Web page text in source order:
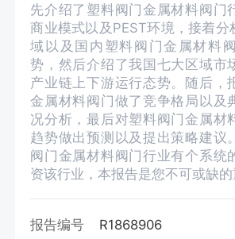
先介绍了塑料阀门金属材料阀门
商业模式以及PEST环境，接着分
域以及国内塑料阀门金属材料
势，然后介绍了我国七大区域市
产业链上下游运行态势。随后，
金属材料阀门做了竞争格局以及
况分析，最后对塑料阀门金属材
趋势做出预测以及提出策略建议
阀门金属材料阀门行业有个系统
资该行业，本报告是您不可或缺的
报告编号 R1868906